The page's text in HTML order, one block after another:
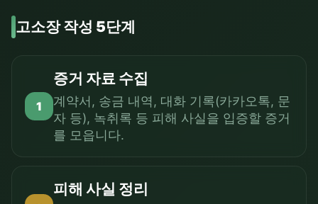
고소장 작성 5단계
1
증거 자료 수집
계약서, 송금 내역, 대화 기록(카카오톡, 문
자 등), 녹취록 등 피해 사실을 입증할 증거
를 모읍니다.
피해 사실 정리